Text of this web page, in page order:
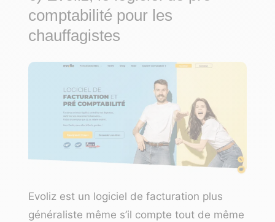
comptabilité pour les
chauffagistes
Evoliz est un logiciel de facturation plus
généraliste même s’il compte tout de même